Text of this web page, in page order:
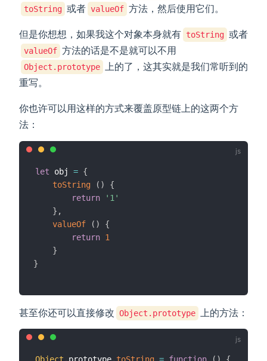
toString 或者 valueOf 方法，然后使用它们。
但是你想想，如果我这个对象本身就有 toString 或者
valueOf 方法的话是不是就可以不用
Object.prototype 上的了，这其实就是我们常听到的
重写。
你也许可以用这样的方式来覆盖原型链上的这两个方
法：
let obj = {
toString
( )
{
return
'1'
} ,
valueOf
( )
{
return 1
}
}
甚至你还可以直接修改 Object.prototype 上的方法：